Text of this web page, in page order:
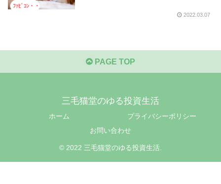
2022.03.07
PAGE TOP
三毛猫堂のゆる投資生活
ホーム
プライバシーポリシー
お問い合わせ
© 2022 三毛猫堂のゆる投資生活.